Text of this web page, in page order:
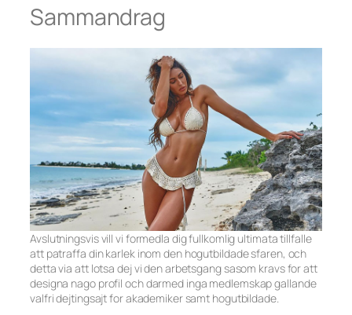
Sammandrag
Avslutningsvis vill vi formedla dig fullkomlig ultimata tillfalle
att patraffa din karlek inom den hogutbildade sfaren, och
detta via att lotsa dej vi den arbetsgang sasom kravs for att
designa nago profil och darmed inga medlemskap gallande
valfri dejtingsajt for akademiker samt hogutbildade.